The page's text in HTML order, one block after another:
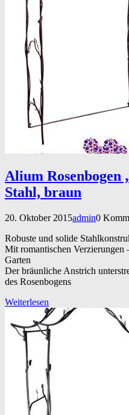
Alium Rosenbogen
Stahl, braun
20. Oktober 2015admin0
Robuste und solide
Mit romantischen
Garten
Der bräunliche Anstrich
des Rosenbogens
Weiterlesen